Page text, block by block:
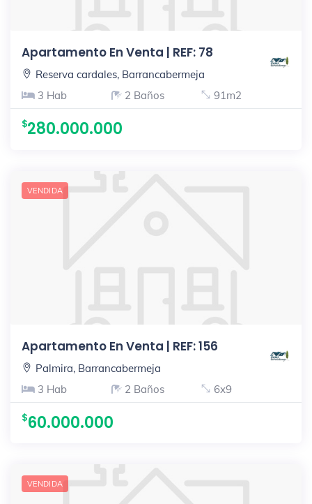
Apartamento En Venta | REF: 78
Reserva cardales, Barrancabermeja
3 Hab
2 Baños 91m2
280.000.000
VENDIDA
Apartamento En Venta | REF: 156
Palmira, Barrancabermeja
3 Hab
2 Baños 6x9
60.000.000
VENDIDA